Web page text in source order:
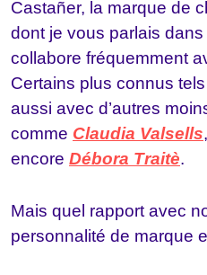
Castañer, la marque de
dont je vous parlais dans
collabore fréquemment
Certains plus connus
aussi avec d’autres
comme Claudia Valsells,
encore Débora Traitè.
Mais quel rapport avec
personnalité de marque